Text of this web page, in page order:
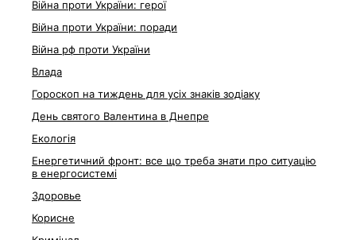
Війна проти України: герої
Війна проти України: поради
Війна рф проти України
Влада
Гороскоп на тиждень для усіх знаків зодіаку
День святого Валентина в Днепре
Екологія
Енергетичний фронт: все що треба знати про ситуацію
в енергосистемі
Здоровье
Корисне